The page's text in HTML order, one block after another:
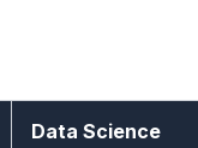
Data Science